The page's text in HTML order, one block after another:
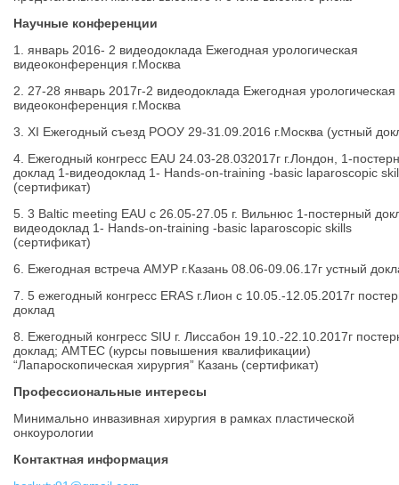
Научные конференции
1. январь 2016- 2 видеодоклада Ежегодная урологическая
видеоконференция г.Москва
2. 27-28 январь 2017г-2 видеодоклада Ежегодная урологическая
видеоконференция г.Москва
3. XI Ежегодный съезд РООУ 29-31.09.2016 г.Москва (устный
4. Ежегодный конгресс EAU 24.03-28.032017г г.Лондон, 1-
доклад 1-видеодоклад 1- Hands-on-training -basic laparoscopic
(сертификат)
5. 3 Baltic meeting EAU с 26.05-27.05 г. Вильнюс 1-постерный
видеодоклад 1- Hands-on-training -basic laparoscopic skills
(сертификат)
6. Ежегодная встреча АМУР г.Казань 08.06-09.06.17г устный
7. 5 ежегодный конгресс ERAS г.Лион с 10.05.-12.05.2017г
доклад
8. Ежегодный конгресс SIU г. Лиссабон 19.10.-22.10.2017г
доклад; AMTEC (курсы повышения квалификации)
“Лапароскопическая хирургия” Казань (сертификат)
Профессиональные интересы
Минимально инвазивная хирургия в рамках пластической
онкоурологии
Контактная информация